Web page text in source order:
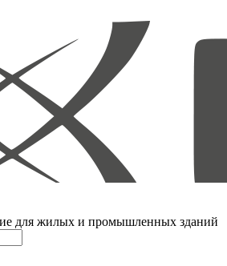
для жилых и промышленных зданий